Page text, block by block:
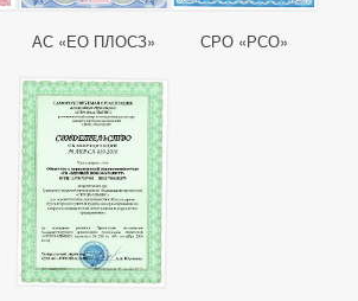
АС «ЕО ПЛОСЗ» СРО «РСО»